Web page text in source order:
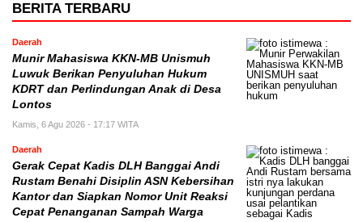
BERITA TERBARU
Daerah
Munir Mahasiswa KKN-MB Unismuh
Luwuk Berikan Penyuluhan Hukum
KDRT dan Perlindungan Anak di Desa
Lontos
Kamis, 6 Agu 2026 - 17:17 WITA
Daerah
Gerak Cepat Kadis DLH Banggai Andi
Rustam Benahi Disiplin ASN Kebersihan
Kantor dan Siapkan Nomor Unit Reaksi
Cepat Penanganan Sampah Warga